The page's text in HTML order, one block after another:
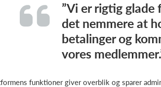
”Vi er rigtig
det nemmere at
betalinger og
vores
funktioner giver overblik og sparer